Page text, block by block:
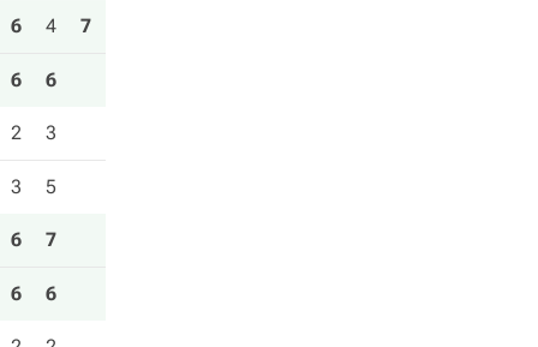
6 4 7
6 6
2 3
3 5
6 7
6 6